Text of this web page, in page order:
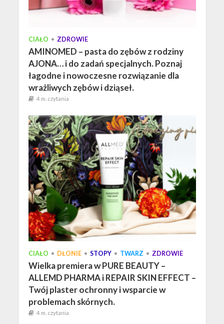
CIAŁO • ZDROWIE
AMINOMED – pasta do zębów z rodziny
AJONA… i do zadań specjalnych. Poznaj
łagodne i nowoczesne rozwiązanie dla
wrażliwych zębów i dziąseł.
4 m. czytania
CIAŁO • DŁONIE • STOPY • TWARZ • ZDROWIE
Wielka premiera w PURE BEAUTY –
ALLEMD PHARMA i REPAIR SKIN EFFECT –
Twój plaster ochronny i wsparcie w
problemach skórnych.
4 m. czytania